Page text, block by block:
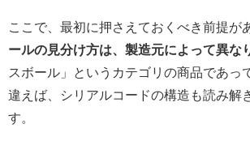
ここで、最初に押さえておくべき前提が
ールの見分け方は、製造元によって異な
スボール」というカテゴリの商品であっ
違えば、シリアルコードの構造も読み解
す。